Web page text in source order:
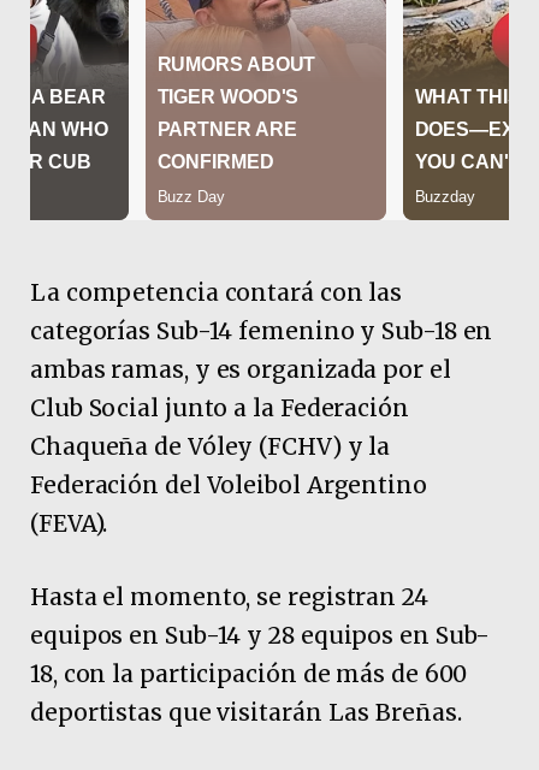
La competencia contará con las
categorías Sub-14 femenino y Sub-18 en
ambas ramas, y es organizada por el
Club Social junto a la Federación
Chaqueña de Vóley (FCHV) y la
Federación del Voleibol Argentino
(FEVA).
Hasta el momento, se registran 24
equipos en Sub-14 y 28 equipos en Sub-
18, con la participación de más de 600
deportistas que visitarán Las Breñas.